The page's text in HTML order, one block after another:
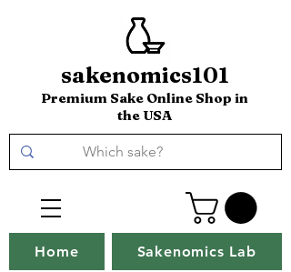
sakenomics101
Premium Sake Online Shop in
the USA
Home Sakenomics Lab